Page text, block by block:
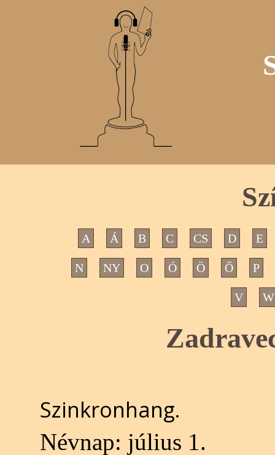
A Á B C CS D E
N NY O Ó Ö Ő P
V W
Szinkronhang.
Névnap: július 1.